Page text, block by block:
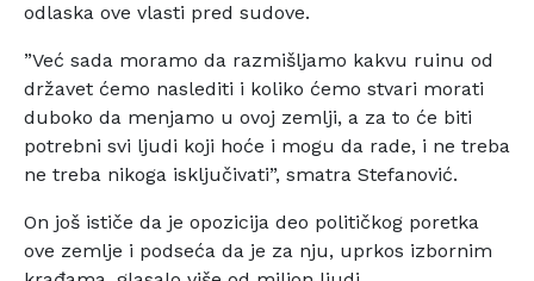
odlaska ove vlasti pred sudove.
”Već sada moramo da razmišljamo kakvu ruinu od
državet ćemo naslediti i koliko ćemo stvari morati
duboko da menjamo u ovoj zemlji, a za to će biti
potrebni svi ljudi koji hoće i mogu da rade, i ne treba
ne treba nikoga isključivati”, smatra Stefanović.
On još ističe da je opozicija deo političkog poretka
ove zemlje i podseća da je za nju, uprkos izbornim